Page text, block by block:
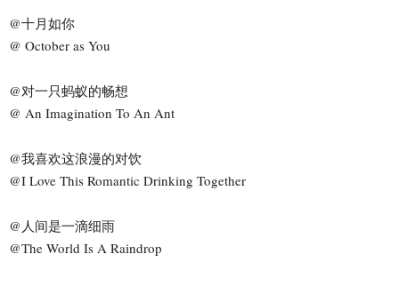
@十月如你
@ October as You
@对一只蚂蚁的畅想
@ An Imagination To An Ant
@我喜欢这浪漫的对饮
@I Love This Romantic Drinking Together
@人间是一滴细雨
@The World Is A Raindrop